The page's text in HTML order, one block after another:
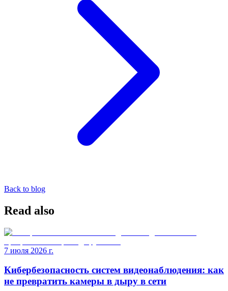
Back to blog
Read also
7 июля 2026 г.
Кибербезопасность систем видеонаблюдения: как
не превратить камеры в дыру в сети